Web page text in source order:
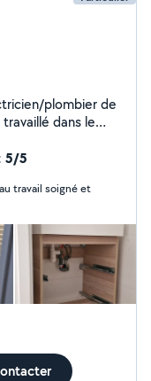
dans le
cuisine etc...
5/5